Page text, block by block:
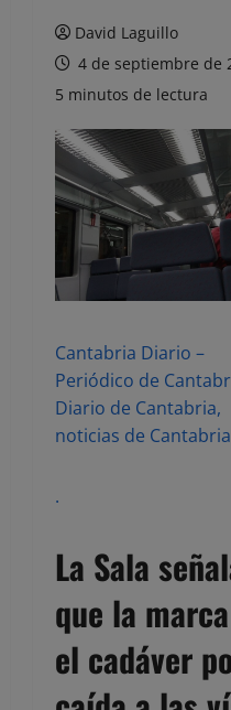
David Laguillo
4 de septiembre de
5 minutos de lectura
Cantabria Diario –
Periódico de
Diario de Cantabria,
noticias de Cantabria
.
La Sala
que la
el cadáver